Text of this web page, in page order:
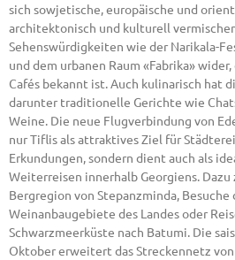
sich sowjetische, europäische und
architektonisch und kulturell
Sehenswürdigkeiten wie der Narikala-
und dem urbanen Raum «Fabrika»
Cafés bekannt ist. Auch kulinarisch hat
darunter traditionelle Gerichte wie
Weine. Die neue Flugverbindung von
nur Tiflis als attraktives Ziel für
Erkundungen, sondern dient auch als
Weiterreisen innerhalb Georgiens.
Bergregion von Stepanzminda, Besuche
Weinanbaugebiete des Landes oder
Schwarzmeerküste nach Batumi. Die
Oktober erweitert das Streckennetz